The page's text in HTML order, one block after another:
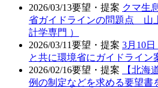
2026/03/13要望・提案 クマ生
省ガイドラインの問題点 山
計学専門 ）
2026/03/11要望・提案 3月10
と共に環境省にガイドライン
2026/02/16要望・提案
【北海
例の制定などを求める要望書